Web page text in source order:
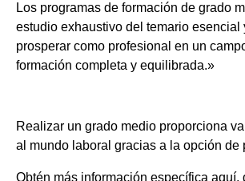
Los programas de formación de grado
estudio exhaustivo del temario
prosperar como profesional en un
formación completa y equilibrada.»
Realizar un grado medio proporciona
al mundo laboral gracias a la opción de
Obtén más información específica aquí,